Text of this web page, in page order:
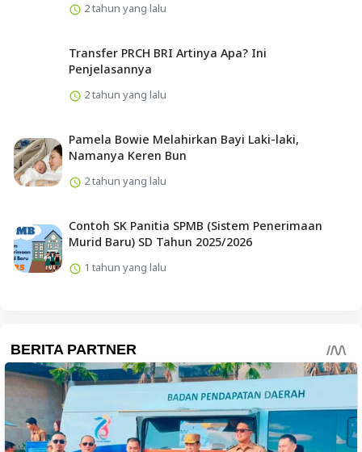
2 tahun yang lalu
Transfer PRCH BRI Artinya Apa? Ini
Penjelasannya
2 tahun yang lalu
Pamela Bowie Melahirkan Bayi Laki-laki,
Namanya Keren Bun
2 tahun yang lalu
Contoh SK Panitia SPMB (Sistem Penerimaan
Murid Baru) SD Tahun 2025/2026
1 tahun yang lalu